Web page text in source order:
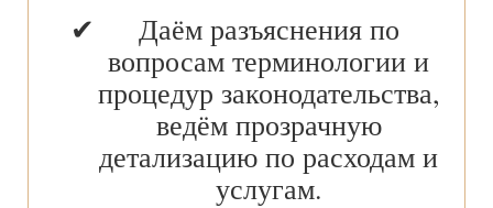
Даём разъяснения по
вопросам терминологии и
процедур законодательства,
ведём прозрачную
детализацию по расходам и
услугам.